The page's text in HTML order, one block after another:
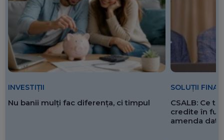
INVESTIȚII
Nu banii mulți fac diferența, ci timpul
SOLUȚII
CSALB: Ce
credite în
amenda